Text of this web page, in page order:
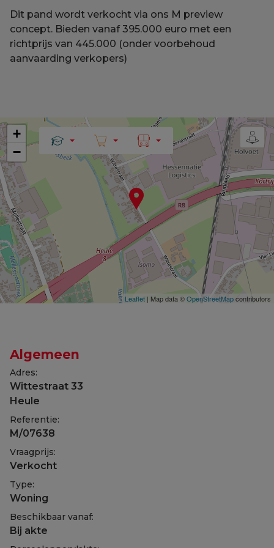
Dit pand wordt verkocht via ons M preview
concept. Bieden vanaf 395.000 euro met een
richtprijs van 445.000 (onder voorbehoud
aanvaarding verkopers)
+
−
Leaflet | Map data ©OpenStreetMapcontributors
Algemeen
Adres:
Wittestraat 33
Heule
Referentie:
M/07638
Vraagprijs:
Verkocht
Type:
Woning
Beschikbaar vanaf:
Bij akte